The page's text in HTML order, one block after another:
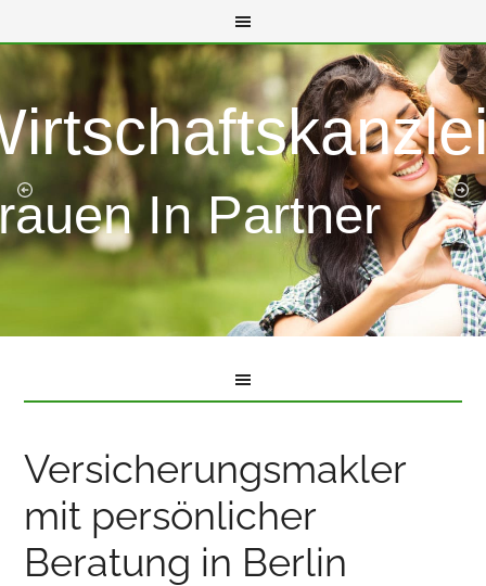
In Partner
Versicherungsmakler
mit persönlicher
Beratung in Berlin